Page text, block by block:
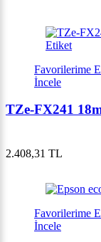
Favorilerime
İncele
TZe-FX241
2.408,31 TL
Favorilerime
İncele